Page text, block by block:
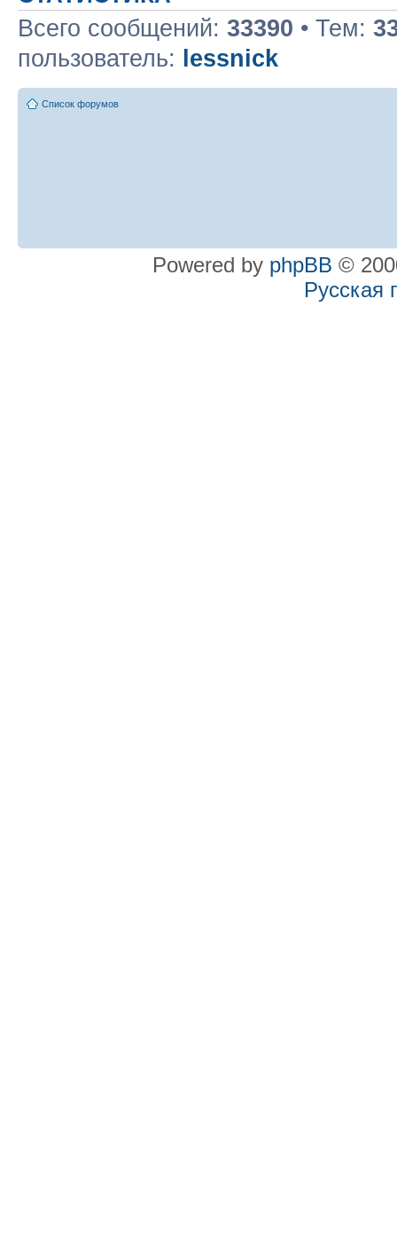
Всего сообщений: 33390 • Тем:
пользователь:
lessnick
Список форумов
Powered by phpBB ©
Русская